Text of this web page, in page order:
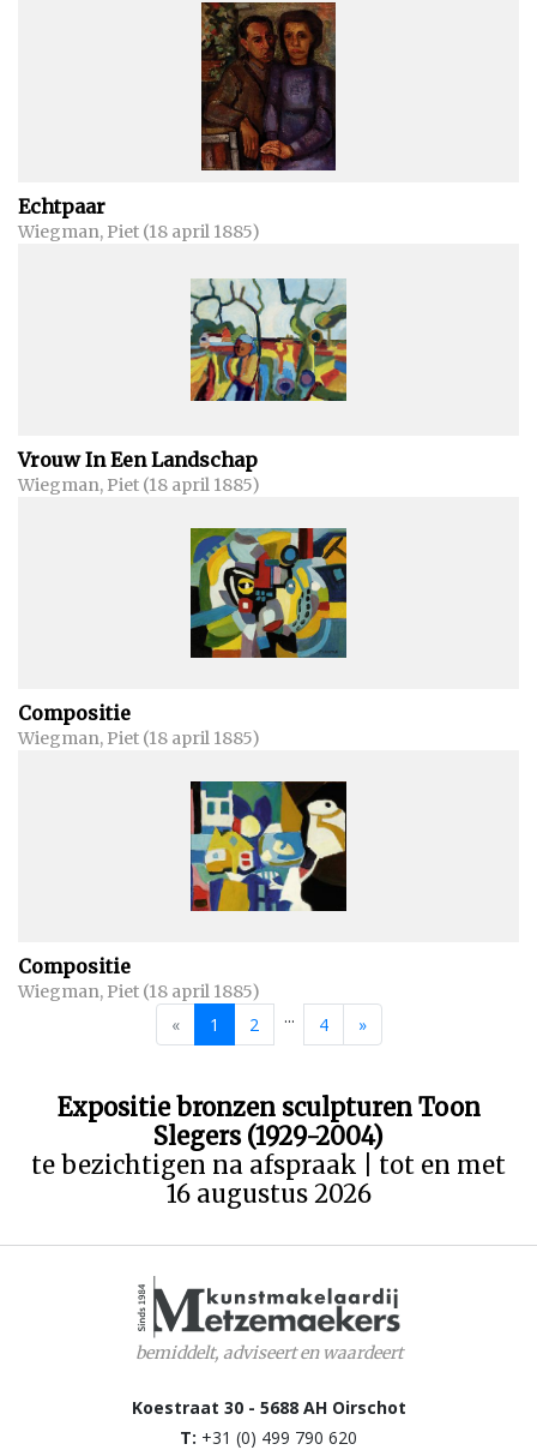
Echtpaar
Wiegman, Piet (18 april 1885)
Vrouw In Een Landschap
Wiegman, Piet (18 april 1885)
Compositie
Wiegman, Piet (18 april 1885)
Compositie
Wiegman, Piet (18 april 1885)
« 1 2 ... 4 »
Expositie bronzen sculpturen Toon
Slegers (1929-2004)
te bezichtigen na afspraak | tot en met
16 augustus 2026
bemiddelt, adviseert en waardeert
Koestraat 30 - 5688 AH Oirschot
T: +31 (0) 499 790 620